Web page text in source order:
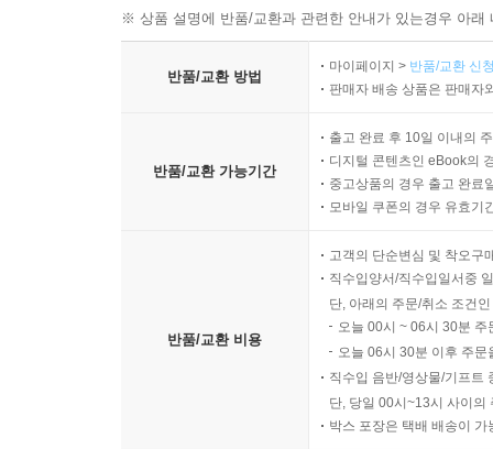
※ 상품 설명에 반품/교환과 관련한 안내가 있는경우 아
반품/교환 방법
마이페이지 > 반품/교환 신
판매자 배송 상품은 판매자
반품/교환 가능기간
출고 완료 후 10일 이내의
디지털 콘텐츠인 eBook의
중고상품의 경우 출고 완료
모바일 쿠폰의 경우 유효기
반품/교환 비용
고객의 단순변심 및 착오구
직수입양서/직수입일서중
단, 아래의 주문/취소 조건
오늘 00시 ~ 06시 30분
오늘 06시 30분 이후 주
직수입 음반/영상물/기프트
단, 당일 00시~13시 사이의
박스 포장은 택배 배송이